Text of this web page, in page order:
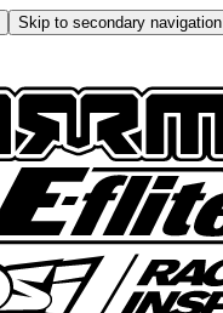
Skip to secondary navigation